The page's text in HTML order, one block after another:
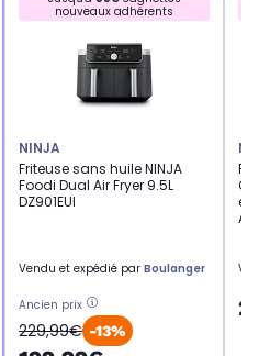
nouveaux adhérents
NINJA
Friteuse sans huile NINJA
Foodi Dual Air Fryer 9.5L
DZ901EUI
Vendu et expédié par Boulanger
Ancien prix
229,99€ -13%
en